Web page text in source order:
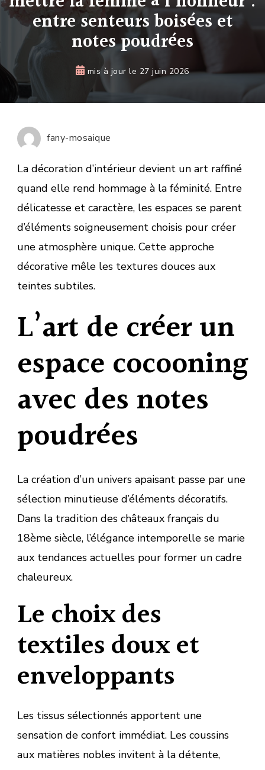
entre senteurs boisées et
notes poudrées
mis à jour le 27 juin 2026
fany-mosaique
La décoration d’intérieur devient un art raffiné
quand elle rend hommage à la féminité. Entre
délicatesse et caractère, les espaces se parent
d’éléments soigneusement choisis pour créer
une atmosphère unique. Cette approche
décorative mêle les textures douces aux
teintes subtiles.
L’art de créer un
espace cocooning
avec des notes
poudrées
La création d’un univers apaisant passe par une
sélection minutieuse d’éléments décoratifs.
Dans la tradition des châteaux français du
18ème siècle, l’élégance intemporelle se marie
aux tendances actuelles pour former un cadre
chaleureux.
Le choix des
textiles doux et
enveloppants
Les tissus sélectionnés apportent une
sensation de confort immédiat. Les coussins
aux matières nobles invitent à la détente,